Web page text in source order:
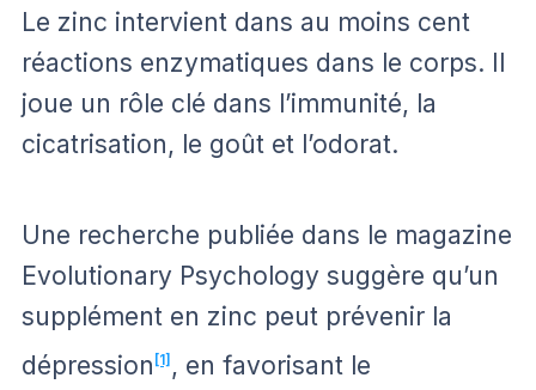
Le zinc intervient dans au moins cent
réactions enzymatiques dans le corps. Il
joue un rôle clé dans l’immunité, la
cicatrisation, le goût et l’odorat.
Une recherche publiée dans le magazine
Evolutionary Psychology suggère qu’un
supplément en zinc peut prévenir la
dépression [1] , en favorisant le